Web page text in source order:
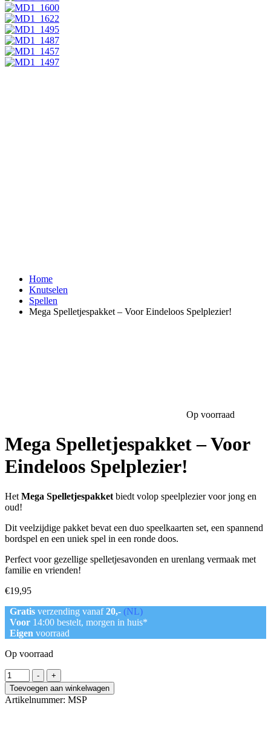
Home
Knutselen
Spellen
Mega Spelletjespakket – Voor Eindeloos Spelplezier!
Op voorraad
Mega Spelletjespakket – Voor
Eindeloos Spelplezier!
Het Mega Spelletjespakket biedt volop speelplezier voor jong en
oud!
Dit veelzijdige pakket bevat een duo speelkaarten set, een spannend
bordspel en een uniek spel in een ronde doos.
Perfect voor gezellige spelletjesavonden en urenlang vermaak met
familie en vrienden!
€19,95
Gratis verzending vanaf20,- (NL)
Voor 14:00 bestelt, morgen in huis*
Eigen voorraad
Op voorraad
Mega
Spelletjespakket
-
Voor
-
+
Toevoegen aan winkelwagen
Artikelnummer: MSP